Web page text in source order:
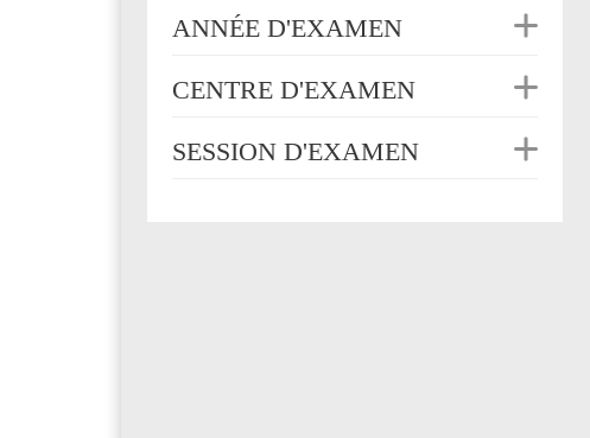
ANNÉE D'EXAMEN
CENTRE D'EXAMEN
SESSION D'EXAMEN